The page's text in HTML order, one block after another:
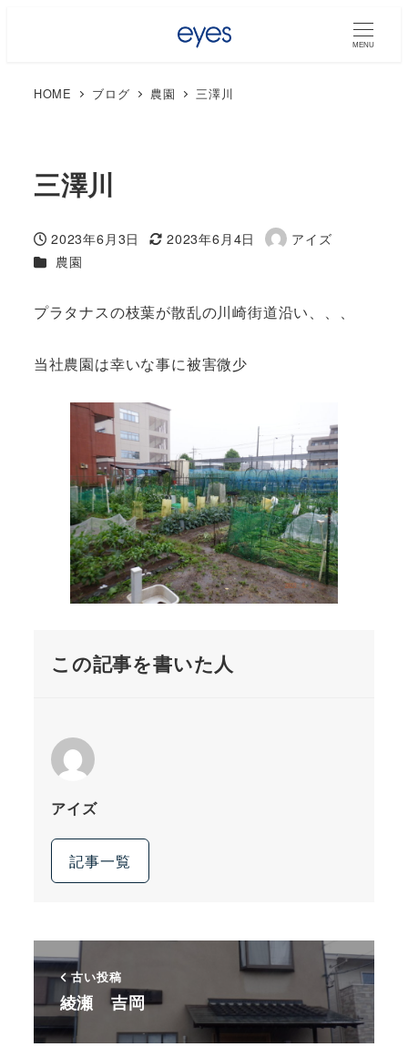
MENU
HOME ブログ 農園 三澤川
三澤川
投稿日
2023年6月3日
更新日
2023年6月4日
著
アイズ
カテゴリー
農園
プラタナスの枝葉が散乱の川崎街道沿い、、、
当社農園は幸いな事に被害微少
この記事を書いた人
アイズ
記事一覧
古い投稿
綾瀬 吉岡